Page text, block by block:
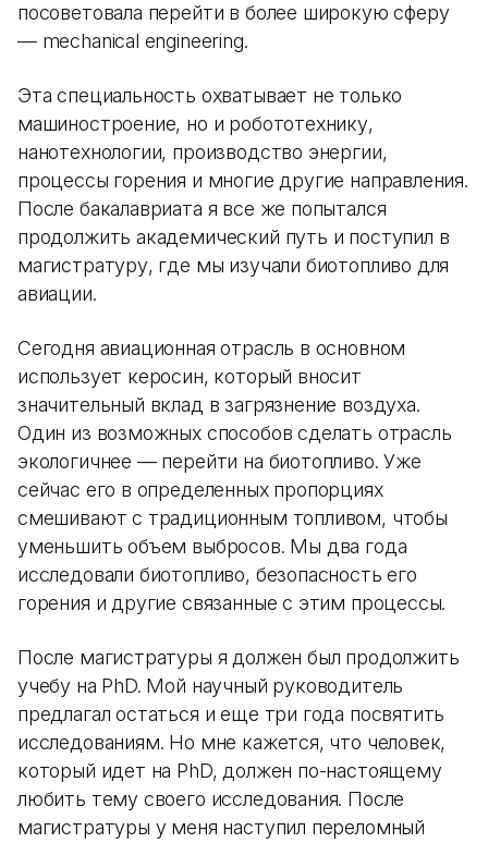
посоветовала перейти в более широкую сферу
— mechanical engineering.
Эта специальность охватывает не только
машиностроение, но и робототехнику,
нанотехнологии, производство энергии,
процессы горения и многие другие направления.
После бакалавриата я все же попытался
продолжить академический путь и поступил в
магистратуру, где мы изучали биотопливо для
авиации.
Сегодня авиационная отрасль в основном
использует керосин, который вносит
значительный вклад в загрязнение воздуха.
Один из возможных способов сделать отрасль
экологичнее — перейти на биотопливо. Уже
сейчас его в определенных пропорциях
смешивают с традиционным топливом, чтобы
уменьшить объем выбросов. Мы два года
исследовали биотопливо, безопасность его
горения и другие связанные с этим процессы.
После магистратуры я должен был продолжить
учебу на PhD. Мой научный руководитель
предлагал остаться и еще три года посвятить
исследованиям. Но мне кажется, что человек,
который идет на PhD, должен по-настоящему
любить тему своего исследования. После
магистратуры у меня наступил переломный